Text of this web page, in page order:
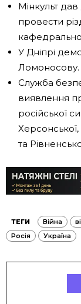
Мінкульт
провести
У Дніпрі
Ломоносову.
Служба
виявлення
російської
та
ТЕГИ Війна
Росія
Україна